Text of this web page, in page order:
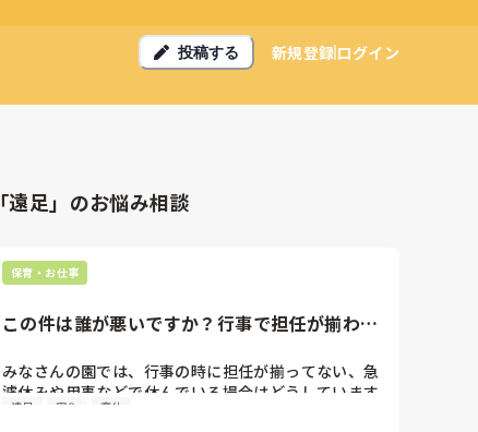
投稿する 新規登録ログイン
「遠足」のお悩み相談
保育・お仕事
この件は誰が悪いですか？行事で担任が揃わな
みなさんの園では、行事の時に担任が揃ってない、急
遽休みや用事などで休んでいる場合はどうしています
か？
遠足 安全 育休